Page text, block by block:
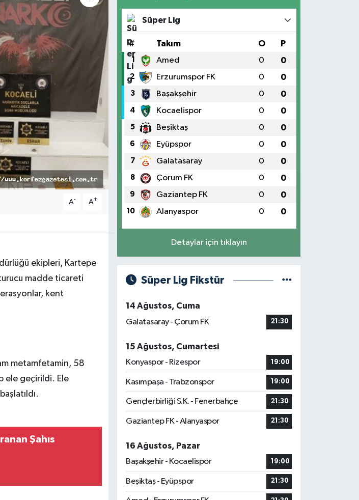
A- A+
ekipleri, Kartepe
madde ticareti
kent
metamfetamin, 58
ele geçirildi. Ele
Şahıs
Süper Lig
# Takım O P
1 Amed 0 0
2 Erzurumspor FK 0 0
3 Başakşehir 0 0
4 Kocaelispor 0 0
5 Beşiktaş 0 0
6 Eyüpspor 0 0
7 Galatasaray 0 0
8 Çorum FK 0 0
9 Gaziantep FK 0 0
10 Alanyaspor 0 0
Detaylar için tıklayın
Süper Lig Fikstür
14 Ağustos, Cuma
Galatasaray - Çorum FK
21:30
15 Ağustos, Cumartesi
Konyaspor - Rizespor
19:00
Kasımpaşa - Trabzonspor 19:00
Gençlerbirliği S.K. - Fenerbahçe 21:30
Gaziantep FK - Alanyaspor 21:30
16 Ağustos, Pazar
Başakşehir - Kocaelispor
19:00
Beşiktaş - Eyüpspor 21:30